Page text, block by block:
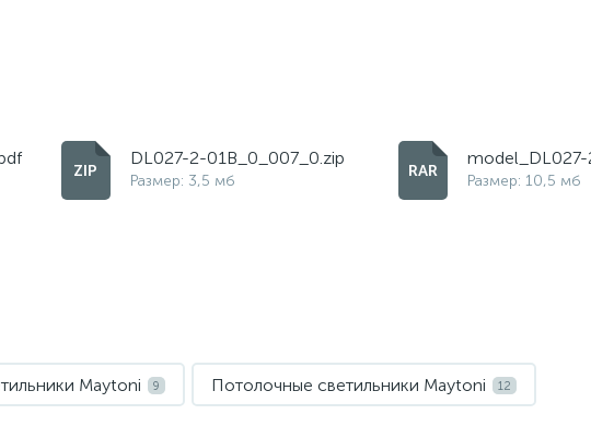
DL027-2-01B_0_007_0.zip
Размер: 3,5 мб
model_DL027-
Размер: 10,5 мб
Maytoni 9 Потолочные светильники Maytoni 12